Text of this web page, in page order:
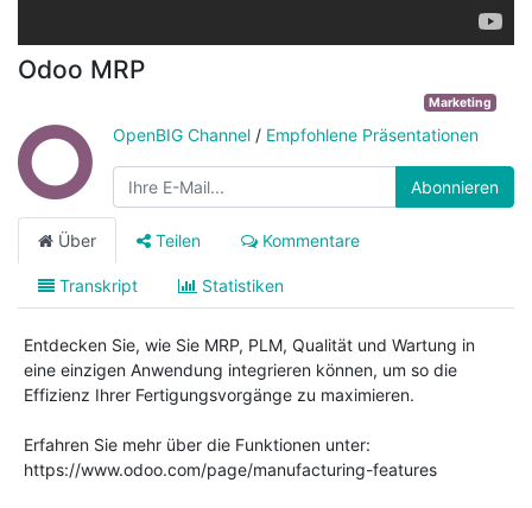
Odoo MRP
Marketing
OpenBIG Channel / Empfohlene Präsentationen
Abonnieren
Über Teilen Kommentare
Transkript Statistiken
Entdecken Sie, wie Sie MRP, PLM, Qualität und Wartung in
eine einzigen Anwendung integrieren können, um so die
Effizienz Ihrer Fertigungsvorgänge zu maximieren.
Erfahren Sie mehr über die Funktionen unter:
https://www.odoo.com/page/manufacturing-features